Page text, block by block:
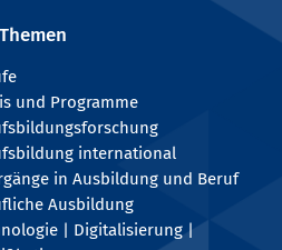
und Programme
international
in Ausbildung und Beruf
Ausbildung
| Digitalisierung |